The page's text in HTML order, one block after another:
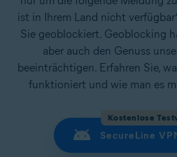
ist in Ihrem Land nicht
Sie geoblockiert. Geoblocking
aber auch den Genuss
beeinträchtigen. Erfahren Sie,
funktioniert und wie man es
Kostenlose
SecureLine